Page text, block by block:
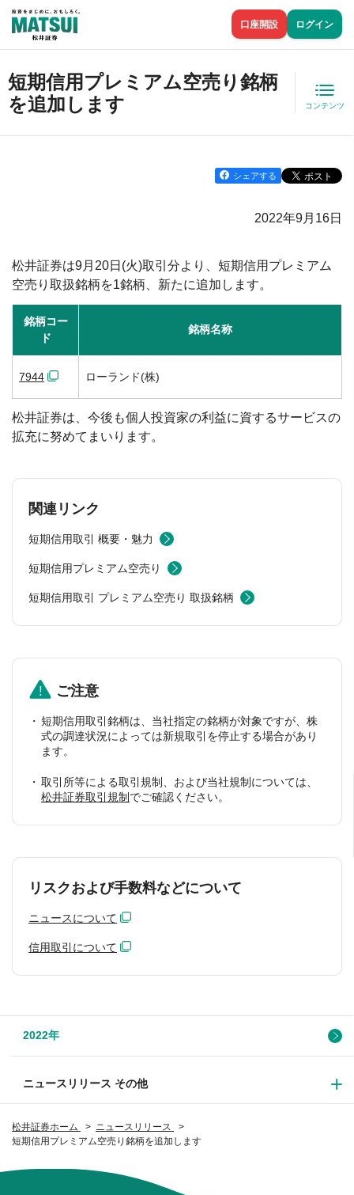
口座開設 ログイン
松井証券ホーム
ニュースリリース
短期信用プレミアム空売り銘柄を追加します
短期信用プレミアム空売り銘柄
を追加します
コンテンツ
シェアする
2022年9月16日
松井証券は9月20日(火)取引分より、短期信用プレミアム
空売り取扱銘柄を1銘柄、新たに追加します。
銘柄コー
ド
銘柄名称
7944 ローランド(株)
松井証券は、今後も個人投資家の利益に資するサービスの
拡充に努めてまいります。
関連リンク
短期信用取引 概要・魅力
短期信用プレミアム空売り
短期信用取引 プレミアム空売り 取扱銘柄
ご注意
短期信用取引銘柄は、当社指定の銘柄が対象ですが、株
式の調達状況によっては新規取引を停止する場合があり
ます。
取引所等による取引規制、および当社規制については、
松井証券取引規制 でご確認ください。
リスクおよび手数料などについて
ニュースについて
信用取引について
2022年
ニュースリリース その他